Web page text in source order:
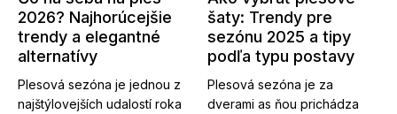
2026? Najhorúcejšie
trendy a elegantné
alternatívy
Plesová sezóna je jednou z
najštýlovejších udalostí roka
šaty: Trendy pre
sezónu 2025 a tipy
podľa typu postavy
Plesová sezóna je za
dverami as ňou prichádza